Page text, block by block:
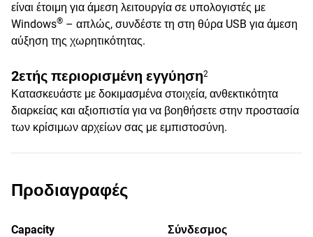
είναι έτοιμη για άμεση λειτουργία σε υπολογιστές με
Windows® – απλώς, συνδέστε τη στη θύρα USB για άμεση
αύξηση της χωρητικότητας.
2ετής περιορισμένη εγγύηση2
Κατασκευάστε με δοκιμασμένα στοιχεία, ανθεκτικότητα
διαρκείας και αξιοπιστία για να βοηθήσετε στην προστασία
των κρίσιμων αρχείων σας με εμπιστοσύνη.
Προδιαγραφές
Capacity
Σύνδεσμος